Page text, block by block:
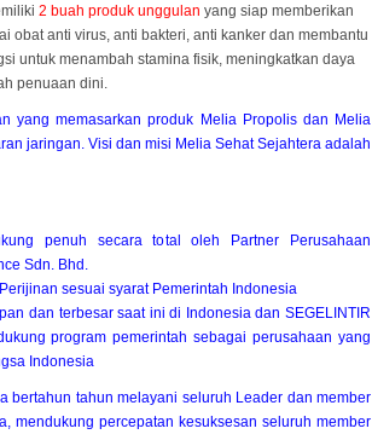
2 buah produk unggulan yang siap memberikan
obat anti virus, anti bakteri, anti kanker dan membantu
untuk menambah stamina fisik, meningkatkan daya
penuaan dini.
yang memasarkan produk Melia Propolisdan Melia
jaringan. Visi dan misi Melia Sehat Sejahtera adalah
penuh secara total oleh Partner Perusahaan
Sdn. Bhd.
sesuai syarat Pemerintah Indonesia
dan terbesar saat ini di Indonesia dan SEGELINTIR
program pemerintah sebagai perusahaan yang
Indonesia
bertahun tahun melayani seluruh Leader dan member
mendukung percepatan kesuksesan seluruh member